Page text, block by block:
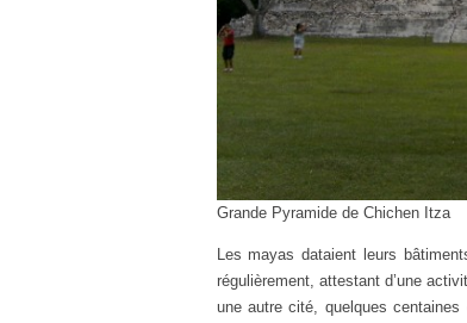
Grande Pyramide de Chichen Itza
Les mayas dataient leurs
régulièrement, attestant d’une
une autre cité, quelques